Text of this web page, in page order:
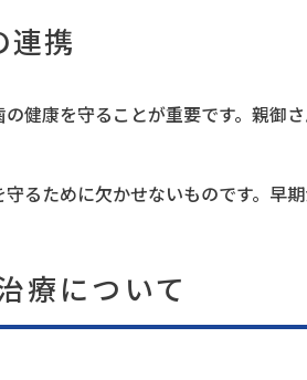
連携
健康を守ることが重要です。親御
るために欠かせないものです。早
療について